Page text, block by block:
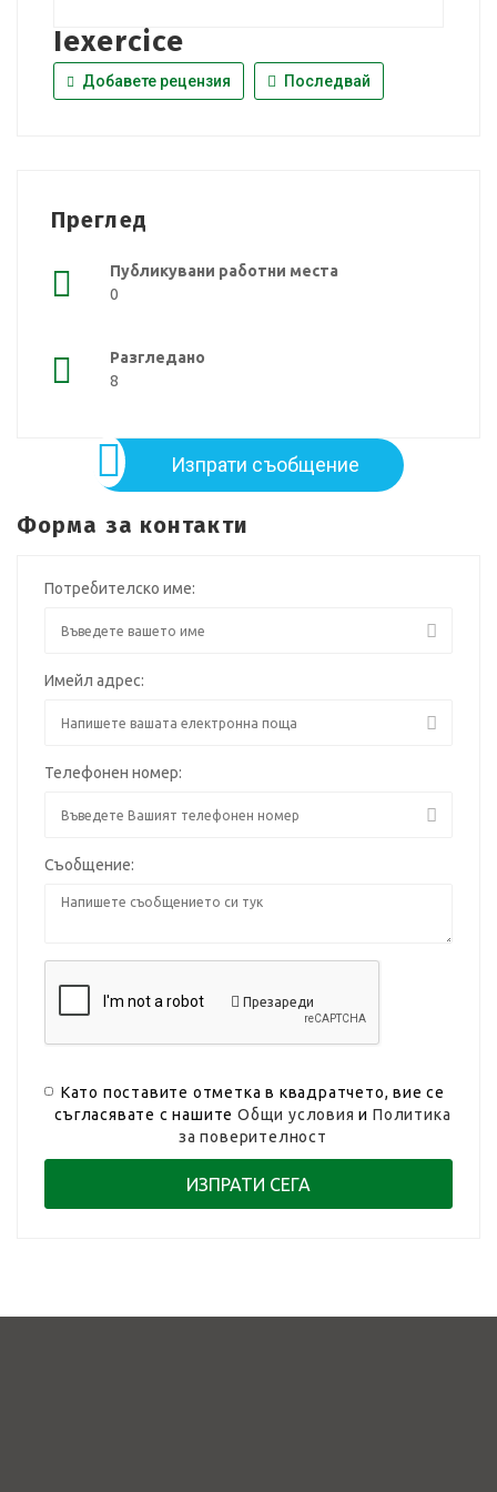
Iexercice
Добавете рецензия Последвай
Преглед
Публикувани работни места
0
Разгледано
8
Изпрати съобщение
Форма за контакти
Потребителско име:
Имейл адрес:
Телефонен номер:
Съобщение:
Презареди
Като поставите отметка в квадратчето, вие се
съгласявате с нашитеОбщи условия иПолитика
за поверителност